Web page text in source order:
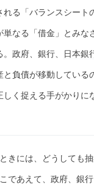
れる「バランスシート
単なる「借金」とみな
政府、銀行、
日本銀
負債が移動している
しく捉える手がかりに
きには、どうしても
であえて、政府、銀行